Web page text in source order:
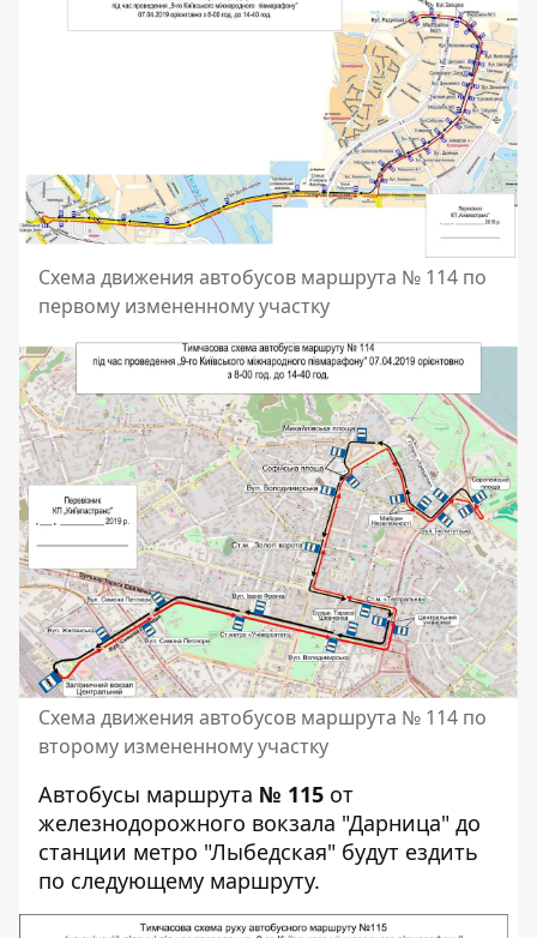
Схема движения автобусов маршрута № 114 по
первому измененному участку
Схема движения автобусов маршрута № 114 по
второму измененному участку
Автобусы маршрута № 115 от
железнодорожного вокзала "Дарница" до
станции метро "Лыбедская" будут ездить
по следующему маршруту.